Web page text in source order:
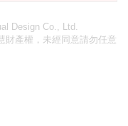
Design Co., Ltd.
財產權，未經同意請勿任意